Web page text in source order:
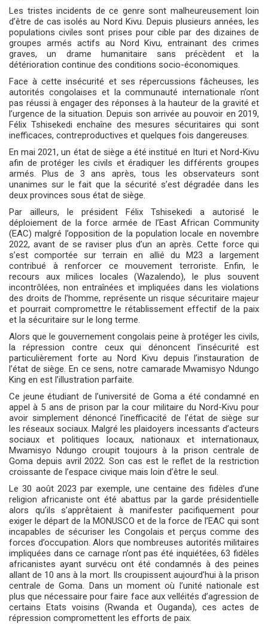
Les tristes incidents de ce genre sont malheureusement loin
d’être de cas isolés au Nord Kivu. Depuis plusieurs années, les
populations civiles sont prises pour cible par des dizaines de
groupes armés actifs au Nord Kivu, entrainant des crimes
graves, un drame humanitaire sans précèdent et la
détérioration continue des conditions socio-économiques.
Face à cette insécurité et ses répercussions fâcheuses, les
autorités congolaises et la communauté internationale n’ont
pas réussi à engager des réponses à la hauteur de la gravité et
l’urgence de la situation. Depuis son arrivée au pouvoir en 2019,
Félix Tshisekedi enchaîne des mesures sécuritaires qui sont
inefficaces, contreproductives et quelques fois dangereuses.
En mai 2021, un état de siège a été institué en Ituri et Nord-Kivu
afin de protéger les civils et éradiquer les différents groupes
armés. Plus de 3 ans après, tous les observateurs sont
unanimes sur le fait que la sécurité s’est dégradée dans les
deux provinces sous état de siège.
Par ailleurs, le président Félix Tshisekedi a autorisé le
déploiement de la force armée de l’East African Community
(EAC) malgré l’opposition de la population locale en novembre
2022, avant de se raviser plus d’un an après. Cette force qui
s’est comportée sur terrain en allié du M23 a largement
contribué à renforcer ce mouvement terroriste. Enfin, le
recours aux milices locales (Wazalendo), le plus souvent
incontrôlées, non entraînées et impliquées dans les violations
des droits de l’homme, représente un risque sécuritaire majeur
et pourrait compromettre le rétablissement effectif de la paix
et la sécuritaire sur le long terme.
Alors que le gouvernement congolais peine à protéger les civils,
la répression contre ceux qui dénoncent l’insécurité est
particulièrement forte au Nord Kivu depuis l’instauration de
l’état de siège. En ce sens, notre camarade Mwamisyo Ndungo
King en est l’illustration parfaite.
Ce jeune étudiant de l’université de Goma a été condamné en
appel à 5 ans de prison par la cour militaire du Nord-Kivu pour
avoir simplement dénoncé l’inefficacité de l’état de siège sur
les réseaux sociaux. Malgré les plaidoyers incessants d’acteurs
sociaux et politiques locaux, nationaux et internationaux,
Mwamisyo Ndungo croupit toujours à la prison centrale de
Goma depuis avril 2022. Son cas est le reflet de la restriction
croissante de l’espace civique mais loin d’être le seul.
Le 30 août 2023 par exemple, une centaine des fidèles d’une
religion africaniste ont été abattus par la garde présidentielle
alors qu’ils s’apprêtaient à manifester pacifiquement pour
exiger le départ de la MONUSCO et de la force de l’EAC qui sont
incapables de sécuriser les Congolais et perçus comme des
forces d’occupation. Alors que nombreuses autorités militaires
impliquées dans ce carnage n’ont pas été inquiétées, 63 fidèles
africanistes ayant survécu ont été condamnés à des peines
allant de 10 ans à la mort. Ils croupissent aujourd’hui à la prison
centrale de Goma. Dans un moment où l’unité nationale est
plus que nécessaire pour faire face aux velléités d’agression de
certains Etats voisins (Rwanda et Ouganda), ces actes de
répression compromettent les efforts de paix.